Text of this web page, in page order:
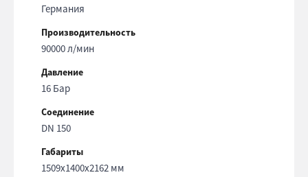
Германия
Производительность
90000 л/мин
Давление
16 Бар
Соединение
DN 150
Габариты
1509x1400x2162 мм